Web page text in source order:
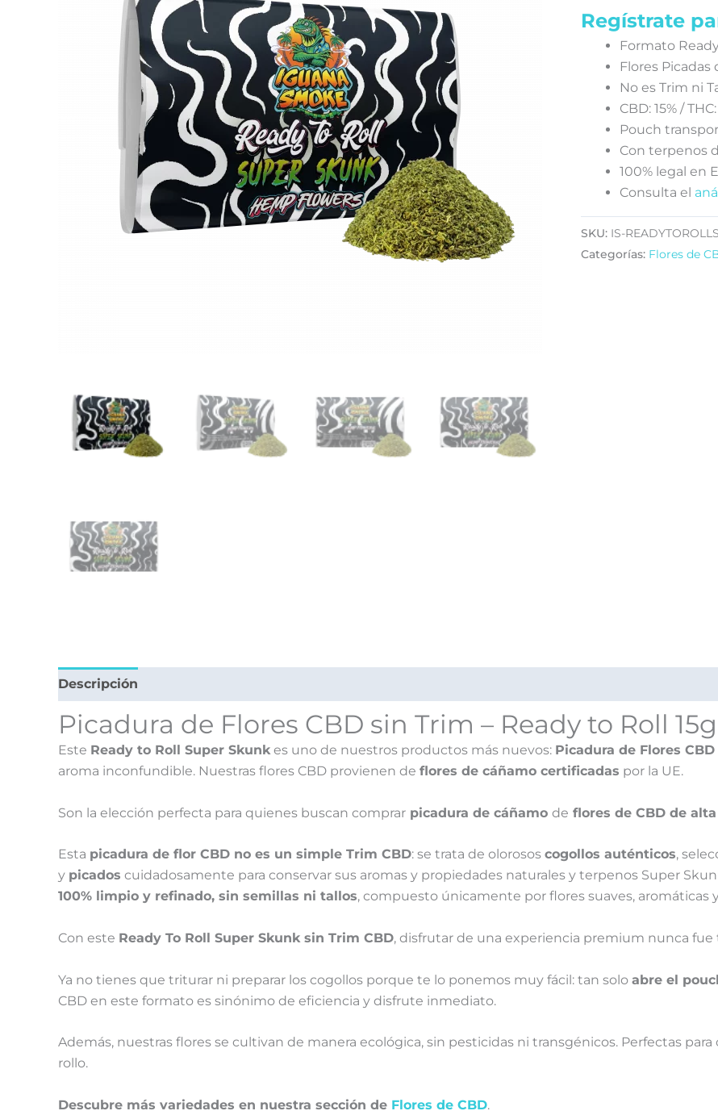
Regístrate
Formato
Flores
No es Trim ni
CBD: 15% /
Pouch
Con terpenos
100% legal en
Consulta el
SKU: IS-
Categorías: Flores de
Descripción
Picadura de Flores CBD sin Trim – Ready to Roll
Este Ready to Roll Super Skunkes uno de nuestros productos más nuevos: Picadura de Flores CBD
aroma inconfundible. Nuestras flores CBD provienen de flores de cáñamo certificadas por la UE.
Son la elección perfecta para quienes buscan comprar picadura de cáñamo de flores de CBD de
Esta picadura de flor CBD no es un simple Trim CBD: se trata de olorosos cogollos auténticos,
y picados cuidadosamente para conservar sus aromas y propiedades naturales y terpenos Super
100% limpio y refinado, sin semillas ni tallos, compuesto únicamente por flores suaves, aromáticas
Con este Ready To Roll Super Skunk sin Trim CBD, disfrutar de una experiencia premium nunca fue
Ya no tienes que triturar ni preparar los cogollos porque te lo ponemos muy fácil: tan solo abre el
CBD en este formato es sinónimo de eficiencia y disfrute inmediato.
Además, nuestras flores se cultivan de manera ecológica, sin pesticidas ni transgénicos. Perfectas
rollo.
Descubre más variedades en nuestra sección de Flores de CBD.